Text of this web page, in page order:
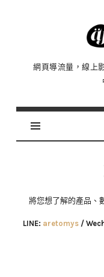
無
數
|
片
布
網頁導流量，線上
將您想了解的產品、
LINE: aretomys /